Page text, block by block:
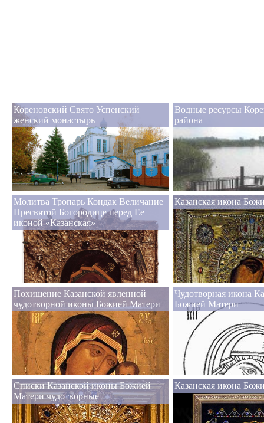
Кореновский Свято Успенский
женский монастырь
Водные ресурсы
района
Молитва Тропарь Кондак Величание
Пресвятой Богородице перед Ее
иконой «Казанская»
Казанская икона
Похищение Казанской явленной
чудотворной иконы Божией Матери
Чудотворная икона
Божией Матери
Списки Казанской иконы Божией
Матери чудотворные
Казанская икона